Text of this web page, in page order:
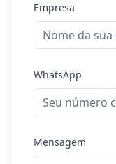
Empresa
WhatsApp
Mensagem